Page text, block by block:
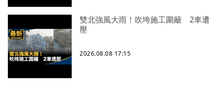
雙北強風大雨！吹垮施工圍籬 2車遭
壓
2026.08.08 17:15